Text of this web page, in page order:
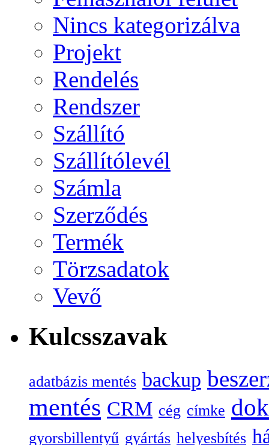
Nincs kategorizálva
Projekt
Rendelés
Rendszer
Szállító
Szállítólevél
Számla
Szerződés
Termék
Törzsadatok
Vevő
Kulcsszavak
adatbázis mentés backup
mentés CRM cég címke
gyorsbillentyű gyártás helyesbítés